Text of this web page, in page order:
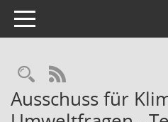
Toggle navigation
RSS-Feed
Ausschuss für